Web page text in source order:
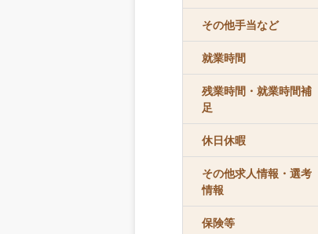
その他手当など
就業時間
残業時間・就業時間補
足
休日休暇
その他求人情報・選考
情報
保険等